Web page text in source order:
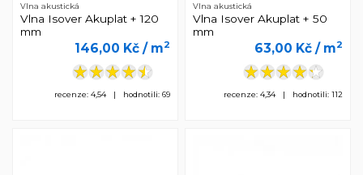
Vlna akustická
Vlna Isover Akuplat + 120
mm
146,00 Kč / m2
recenze: 4,54 | hodnotili: 69
Vlna akustická
Vlna Isover Akuplat + 50
mm
63,00 Kč / m2
recenze: 4,34 | hodnotili: 112